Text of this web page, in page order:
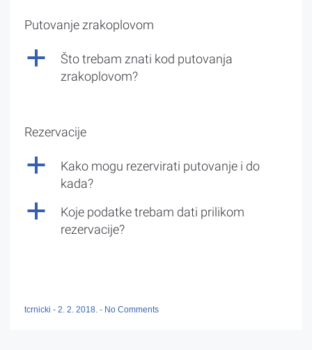
Putovanje zrakoplovom
a
Što trebam znati kod putovanja
zrakoplovom?
Rezervacije
a
Kako mogu rezervirati putovanje i do
kada?
a
Koje podatke trebam dati prilikom
rezervacije?
tcrnicki - 2. 2. 2018. - No Comments